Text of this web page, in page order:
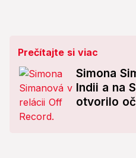
Prečítajte si viac
Simona
Indii a na
otvorilo